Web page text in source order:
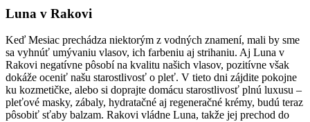
Luna v Rakovi
Keď Mesiac prechádza niektorým z vodných znamení, mali by sme
sa vyhnúť umývaniu vlasov, ich farbeniu aj strihaniu. Aj Luna v
Rakovi negatívne pôsobí na kvalitu našich vlasov, pozitívne však
dokáže oceniť našu starostlivosť o pleť. V tieto dni zájdite pokojne
ku kozmetičke, alebo si doprajte domácu starostlivosť plnú luxusu –
pleťové masky, zábaly, hydratačné aj regeneračné krémy, budú teraz
pôsobiť sťaby balzam. Rakovi vládne Luna, takže jej prechod do